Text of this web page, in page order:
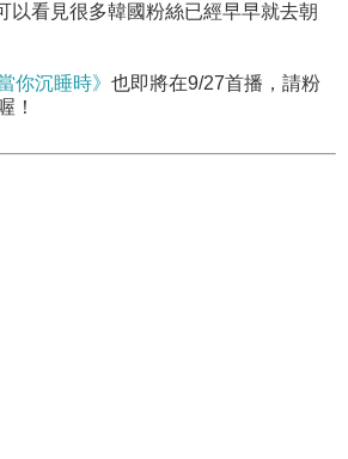
以看見很多韓國粉絲已經早早就去朝
當你沉睡時》 也即將在9/27首播，請粉
！